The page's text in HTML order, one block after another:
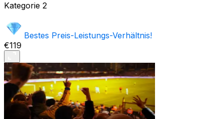
Kategorie 2
Bestes Preis-Leistungs-Verhältnis!
€119